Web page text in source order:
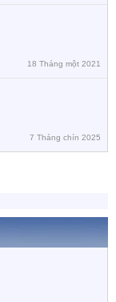
18 Tháng một 2021
7 Tháng chín 2025